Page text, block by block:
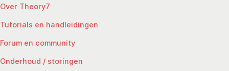
Over Theory7
Tutorials en handleidingen
Forum en community
Onderhoud / storingen